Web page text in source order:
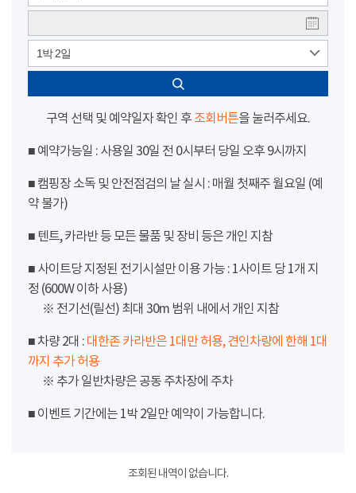
1박 2일
구역 선택 및 예약일자 확인 후 조회버튼을 눌러주세요.
■ 예약가능일 : 사용일 30일 전 0시부터 당일 오후 9시까지
■ 캠핑장 소독 및 안전점검의 날 실시 : 매월 첫째주 월요일 (예
약 불가)
■ 텐트, 카라반 등 모든 물품 및 장비 등은 개인 지참
■ 사이트당 지정된 전기시설만 이용 가능 : 1사이트 당 1개 지
정 (600W 이하 사용)
※ 전기선(릴선) 최대 30m 범위 내에서 개인 지참
■ 차량 2대 : 대한존 카라반은 1대만 허용, 견인차량에 한해 1대
까지 추가 허용
※ 추가 일반차량은 공동 주차장에 주차
■ 이벤트 기간에는 1박 2일만 예약이 가능합니다.
조회된 내역이 없습니다.